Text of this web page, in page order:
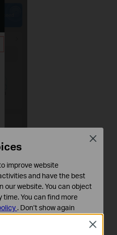
réseau
Close
improve website
and have the best
our website. You can object
You can find more
. Don’t show again
Close